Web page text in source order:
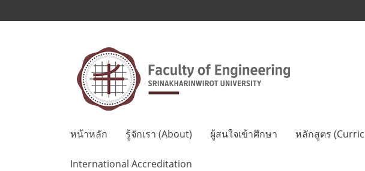
หน้าหลัก รู้จักเรา (About) ผู้สนใจเข้าศึกษา หลักสูตร
International Accreditation